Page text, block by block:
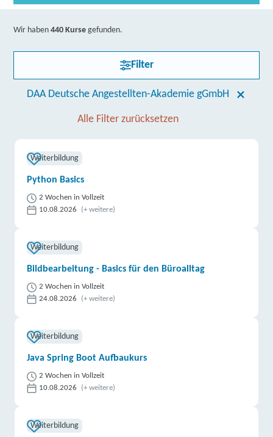
Wir haben440 Kurse gefunden.
Filter
DAA Deutsche Angestellten-Akademie gGmbH
Alle Filter zurücksetzen
Weiterbildung
Python Basics
2 Wochen in Vollzeit
10.08.2026
(+ weitere)
Weiterbildung
Bildbearbeitung - Basics für den Büroalltag
2 Wochen in Vollzeit
24.08.2026
(+ weitere)
Weiterbildung
Java Spring Boot Aufbaukurs
2 Wochen in Vollzeit
10.08.2026
(+ weitere)
Weiterbildung